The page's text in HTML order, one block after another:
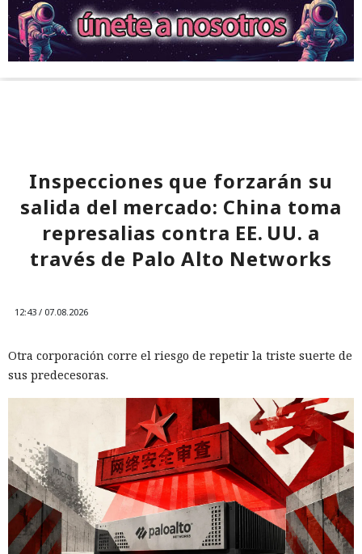
Inspecciones que forzarán su
salida del mercado: China toma
represalias contra EE. UU. a
través de Palo Alto Networks
12:43 / 07.08.2026
Otra corporación corre el riesgo de repetir la triste suerte de
sus predecesoras.